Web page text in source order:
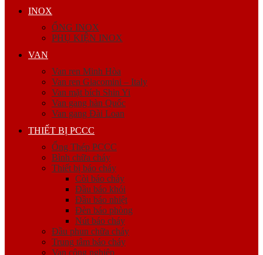
INOX
ỐNG INOX
PHỤ KIỆN INOX
VAN
Van ren Minh Hòa
Van ren Giacomini – Italy
Van mặt bích Shin Yi
Van gang hàn Quốc
Van gang Đài Loan
THIẾT BỊ PCCC
Ống Thép PCCC
Bình chữa cháy
Thiết bị báo cháy
Còi báo cháy
Đầu báo khói
Đầu báo nhiệt
Đèn báo phòng
Nút báo cháy
Đầu phun chữa cháy
Trung tâm báo cháy
Van công nghiệp